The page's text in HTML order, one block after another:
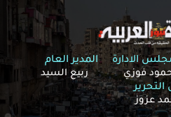
الادارة
فوزي
المدير العام
ربيع السيد
عزوز